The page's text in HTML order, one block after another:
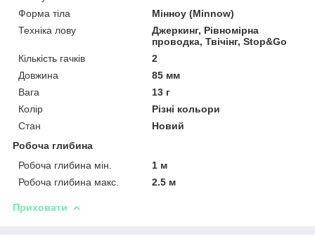
Форма тіла
Мінноу (Minnow)
Техніка лову
Джеркинг, Рівномірна
проводка, Твічінг, Stop&Go
Кількість гачків
2
Довжина
85 мм
Вага
13 г
Колір
Різні кольори
Стан
Новий
Робоча глибина
Робоча глибина мін.
1 м
Робоча глибина макс.
2.5 м
Приховати